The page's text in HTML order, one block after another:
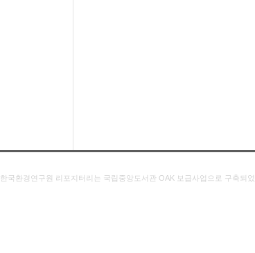
한국환경연구원 리포지터리는 국립중앙도서관 OAK 보급사업으로 구축되